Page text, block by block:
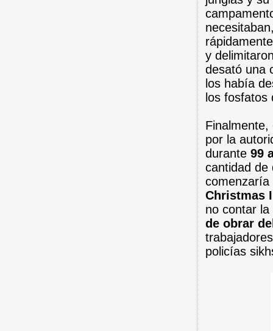
y
desató una
los había
los fosfatos
por la
durante99
cantidad de
comenzaría
Christmas
no contar
de obrar
policías